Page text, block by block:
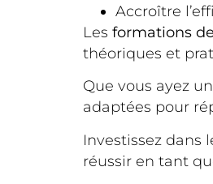
Accroître
Les formations
théoriques et
Que vous ayez
adaptées pour
Investissez dans
réussir en tant